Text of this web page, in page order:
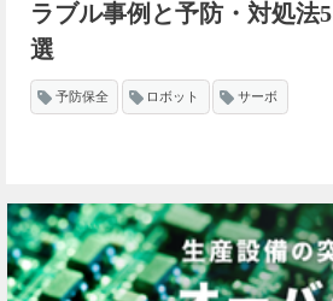
ラブル事例と予防・対処法5
選
予防保全 ロボット サーボ